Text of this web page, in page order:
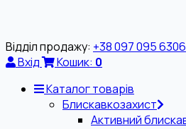
Відділ продажу: +38 097 095 6306
Вхід
Кошик: 0
Каталог товарів
Блискавкозахист
Активний